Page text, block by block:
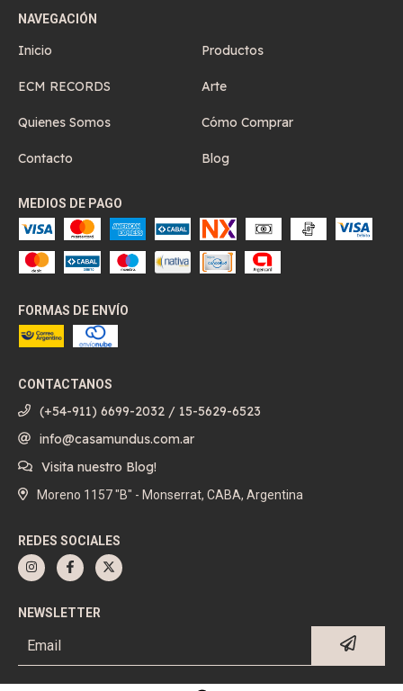
NAVEGACIÓN
Inicio Productos
ECM RECORDS Arte
Quienes Somos Cómo Comprar
Contacto Blog
MEDIOS DE PAGO
FORMAS DE ENVÍO
CONTACTANOS
(+54-911) 6699-2032 / 15-5629-6523
info@casamundus.com.ar
Visita nuestro Blog!
Moreno 1157 "B" - Monserrat, CABA, Argentina
REDES SOCIALES
NEWSLETTER